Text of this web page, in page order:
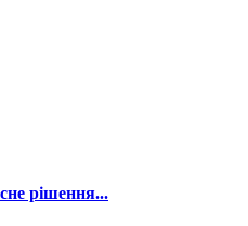
рішення...